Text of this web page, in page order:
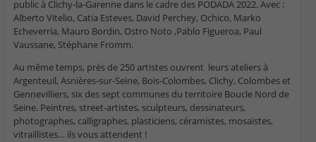
public à Clichy-la-Garenne dans le cadre des PODADA 2022. Avec :
Alberto Vitelio, Catia Esteves, David Perchey, Ochico, Marko
Echeverria, Mauro Bordin, Ostro Noto ,Pablo Figueroa, Paul
Vaussane, Stéphane Fromm.
Au même temps, près de 250 artistes ouvrent leurs ateliers à
Argenteuil, Asnières-sur-Seine, Bois-Colombes, Clichy, Colombes et
Gennevilliers, six des sept communes du territoire Boucle Nord de
Seine. Peintres, street-artistes, sculpteurs, dessinateurs,
photographes, calligraphes, plasticiens, céramistes, mosaïstes,
vitraillistes… ils vous attendent !